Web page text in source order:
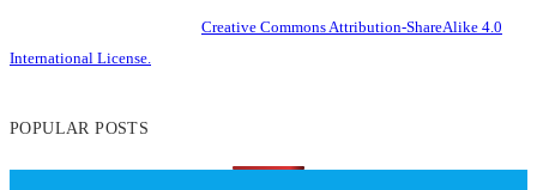
Creative Commons Attribution-ShareAlike 4.0
International License.
POPULAR POSTS